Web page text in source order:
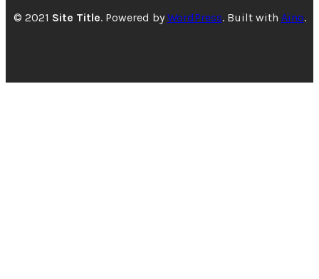
© 2021 Site Title. Powered by WordPress. Built with Aino.